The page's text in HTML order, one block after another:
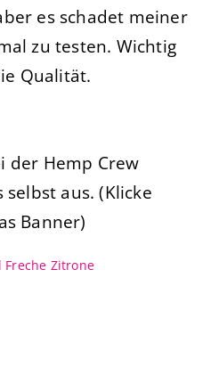
es schadet meiner
zu testen. Wichtig
Qualität.
der Hemp Crew
aus. (Klicke
Banner)